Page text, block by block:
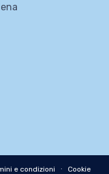
e condizioni ∙ Cookie